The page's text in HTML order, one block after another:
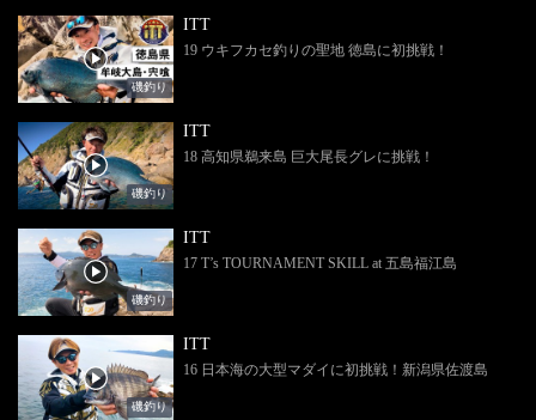
磯釣り
ITT
19 ウキフカセ釣りの聖地 徳島に初挑戦！
磯釣り
ITT
18 高知県鵜来島 巨大尾長グレに挑戦！
磯釣り
ITT
17 T’s TOURNAMENT SKILL at 五島福江島
磯釣り
ITT
16 日本海の大型マダイに初挑戦！新潟県佐渡島